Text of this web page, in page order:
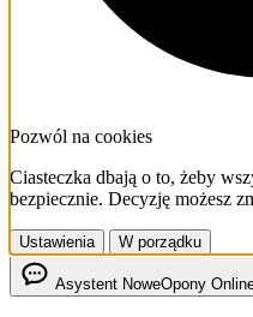
Pozwól na cookies
Ciasteczka dbają o to, żeby
bezpiecznie. Decyzję możesz
Ustawienia W porządku
Asystent NoweOpony